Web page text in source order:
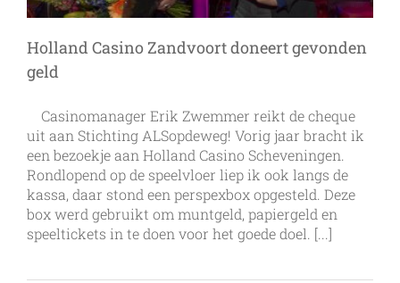
Holland Casino Zandvoort doneert gevonden
geld
Casinomanager Erik Zwemmer reikt de cheque
uit aan Stichting ALSopdeweg! Vorig jaar bracht ik
een bezoekje aan Holland Casino Scheveningen.
Rondlopend op de speelvloer liep ik ook langs de
kassa, daar stond een perspexbox opgesteld. Deze
box werd gebruikt om muntgeld, papiergeld en
speeltickets in te doen voor het goede doel. [...]